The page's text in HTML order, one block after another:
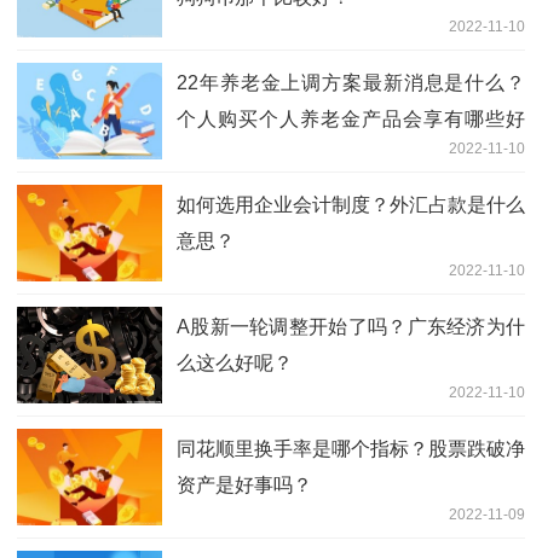
2022-11-10
22年养老金上调方案最新消息是什么？
个人购买个人养老金产品会享有哪些好
2022-11-10
如何选用企业会计制度？外汇占款是什么
意思？
2022-11-10
A股新一轮调整开始了吗？广东经济为什
么这么好呢？
2022-11-10
同花顺里换手率是哪个指标？股票跌破净
资产是好事吗？
2022-11-09